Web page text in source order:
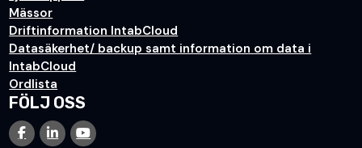
Mässor
Driftinformation IntabCloud
Datasäkerhet/ backup samt information om data i
IntabCloud
Ordlista
FÖLJ OSS